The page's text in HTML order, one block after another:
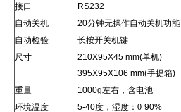
接口
RS232
自动关机
20分钟无操作自动关机功能
自动检验
长按开关机键
尺寸
210X95X45 mm(单机)
395X95X106 mm(手提箱)
重量
1000g左右，含电池
环境温度
5-40度，湿度：0-90%